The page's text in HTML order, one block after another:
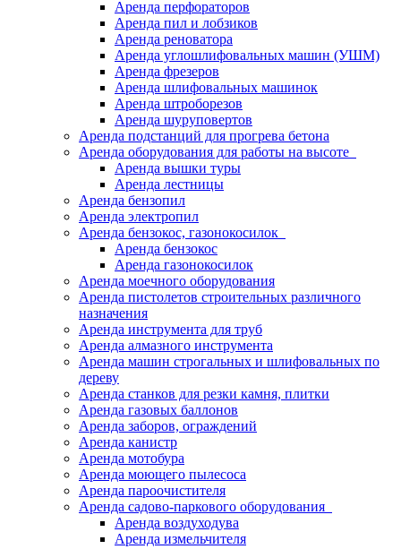
Аренда перфораторов
Аренда пил и лобзиков
Аренда реноватора
Аренда углошлифовальных машин (УШМ)
Аренда фрезеров
Аренда шлифовальных машинок
Аренда штроборезов
Аренда шуруповертов
Аренда подстанций для прогрева бетона
Аренда оборудования для работы на высоте
Аренда вышки туры
Аренда лестницы
Аренда бензопил
Аренда электропил
Аренда бензокос, газонокосилок
Аренда бензокос
Аренда газонокосилок
Аренда моечного оборудования
Аренда пистолетов строительных различного
назначения
Аренда инструмента для труб
Аренда алмазного инструмента
Аренда машин строгальных и шлифовальных по
дереву
Аренда станков для резки камня, плитки
Аренда газовых баллонов
Аренда заборов, ограждений
Аренда канистр
Аренда мотобура
Аренда моющего пылесоса
Аренда пароочистителя
Аренда садово-паркового оборудования
Аренда воздуходува
Аренда измельчителя